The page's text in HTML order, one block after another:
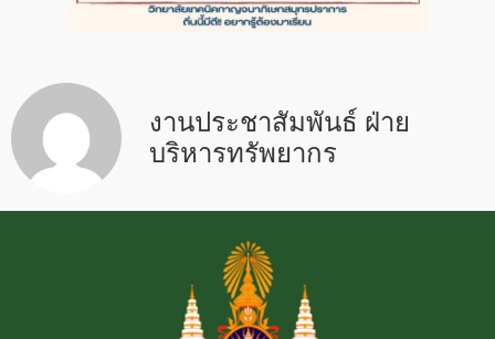
งานประชาสัมพันธ์ ฝ่าย
บริหารทรัพยากร